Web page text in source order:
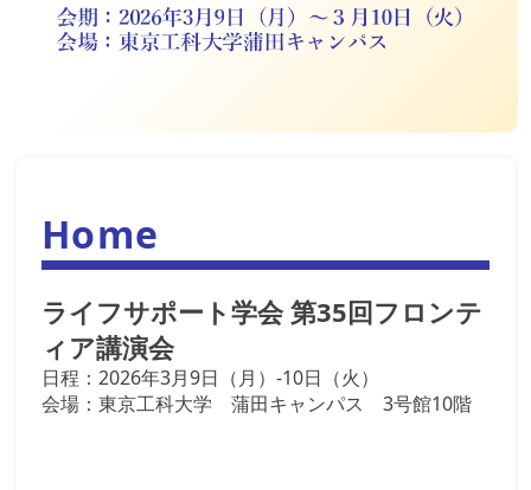
Home
ライフサポート学会 第35回フロンテ
ィア講演会
日程：2026年3月9日（月）‐10日（火）
会場：東京工科大学 蒲田キャンパス 3号館10階